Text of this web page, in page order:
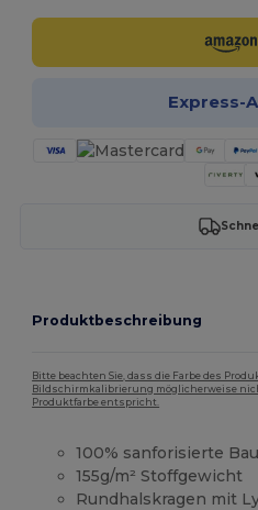
Express-
Produktbeschreibung
Bitte beachten Sie, dass die Farbe des
Bildschirmkalibrierung möglicherweise
Produktfarbe entspricht.
100% sanforisierte
155g/m² Stoffgewicht
Rundhalskragen mit